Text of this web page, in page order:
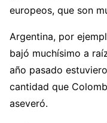
europeos, que son
Argentina, por
bajó muchísimo a
año pasado
cantidad que
aseveró.